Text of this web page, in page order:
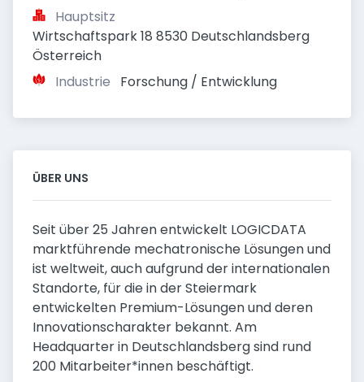
Hauptsitz
Wirtschaftspark 18 8530 Deutschlandsberg
Österreich
Industrie
Forschung / Entwicklung
ÜBER UNS
Seit über 25 Jahren entwickelt LOGICDATA
marktführende mechatronische Lösungen und
ist weltweit, auch aufgrund der internationalen
Standorte, für die in der Steiermark
entwickelten Premium-Lösungen und deren
Innovationscharakter bekannt. Am
Headquarter in Deutschlandsberg sind rund
200 Mitarbeiter*innen beschäftigt.